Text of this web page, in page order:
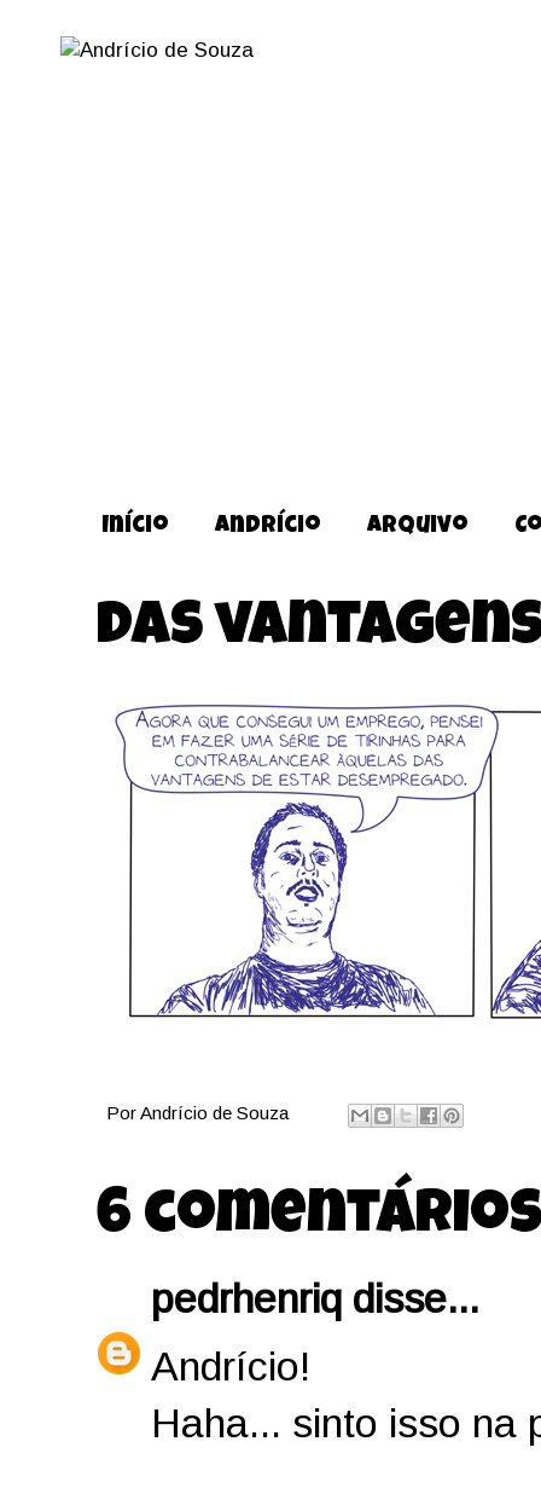
Início Andrício Arquivo
Das
PorAndrício de Souza
6
pedrhenriq disse...
Andrício!
Haha... sinto isso na